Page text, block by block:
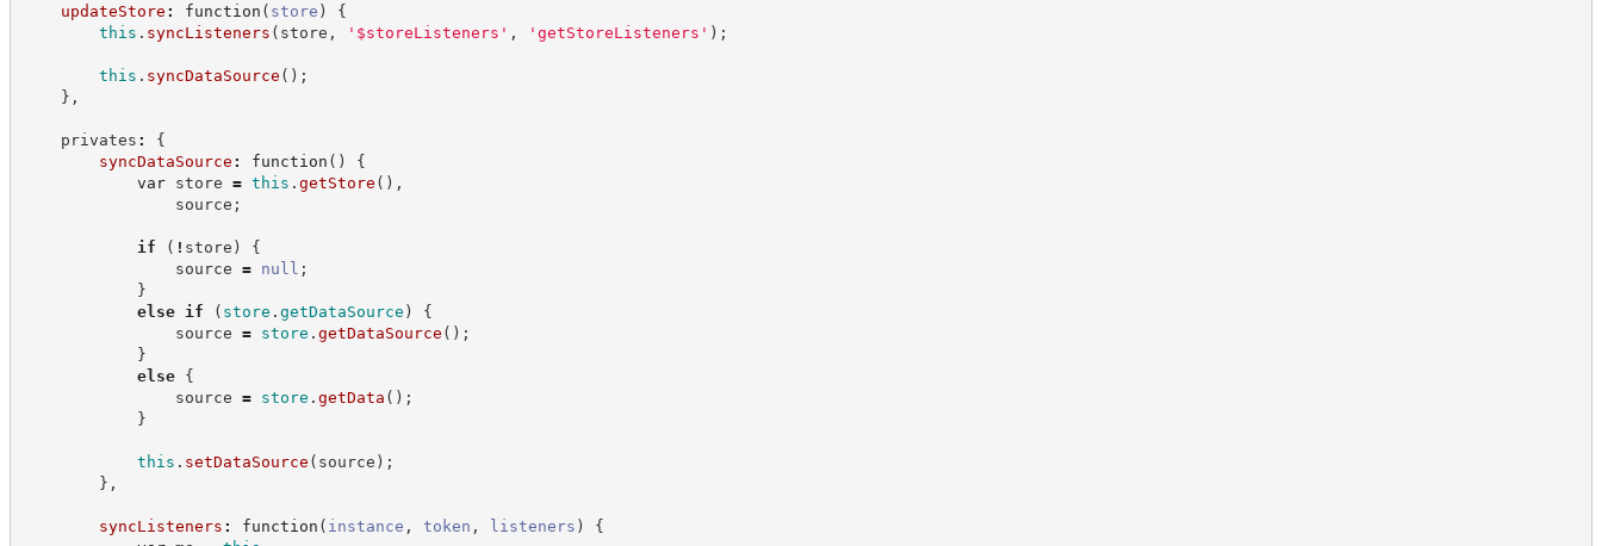
updateStore : function ( store )
{
this . syncListeners ( store , ' $storeListeners ' , ' getStoreListeners ' ) ;
this . syncDataSource ( ) ;
} ,
privates :
{
syncDataSource : function ( )
{
var store = this . getStore ( ) ,
source ;
if ( ! store )
{
source = null ;
}
else
if ( store . getDataSource )
{
source = store . getDataSource ( ) ;
}
else
{
source = store . getData ( ) ;
}
this . setDataSource ( source ) ;
} ,
syncListeners : function ( instance , token , listeners )
{